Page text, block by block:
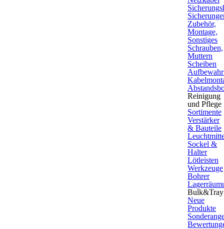
Zubehör,
Montage,
Sonstiges
Schrauben,
Muttern
Scheiben
Reinigung
und Pflege
Sortimente
Verstärker
& Bauteile
Sockel &
Halter
Lötleisten
Werkzeuge
Bohrer
Bulk&Tray
Neue
Produkte